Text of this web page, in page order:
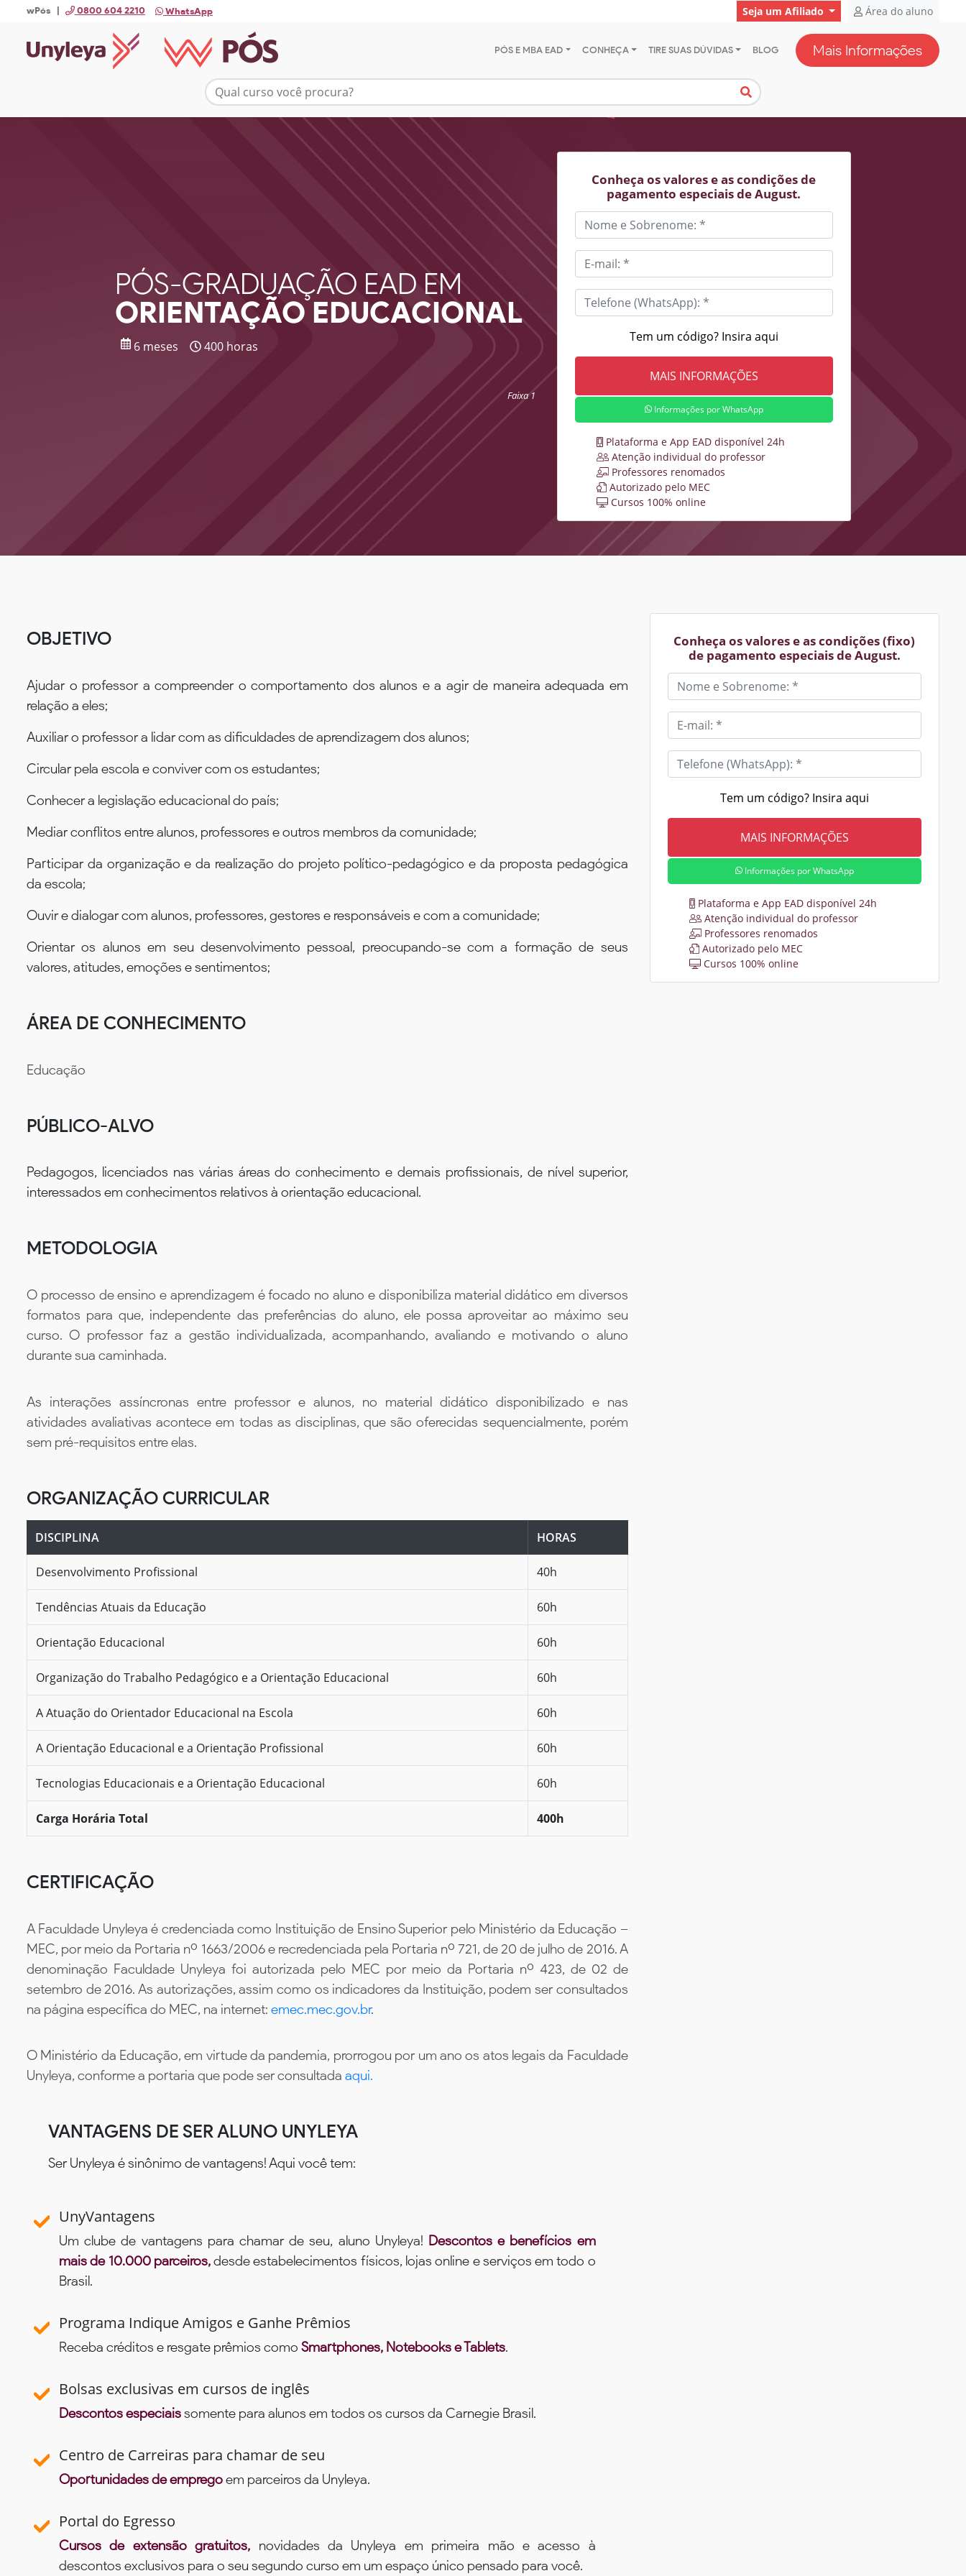
wPós | 0800 604 2210 WhatsApp Seja um Afiliado Área do aluno
PÓS E MBA EAD CONHEÇA TIRE SUAS DÚVIDAS BLOG Mais Informações
PÓS-GRADUAÇÃO EAD EM
ORIENTAÇÃO EDUCACIONAL
6 meses 400 horas
Faixa 1
Conheça os valores e as condições de
pagamento especiais de August.
Tem um código? Insira aqui
Informações por WhatsApp
Plataforma e App EAD disponível 24h
Atenção individual do professor
Professores renomados
Autorizado pelo MEC
Cursos 100% online
OBJETIVO
Ajudar o professor a compreender o comportamento dos alunos e a agir de maneira adequada em
relação a eles;
Auxiliar o professor a lidar com as dificuldades de aprendizagem dos alunos;
Circular pela escola e conviver com os estudantes;
Conhecer a legislação educacional do país;
Mediar conflitos entre alunos, professores e outros membros da comunidade;
Participar da organização e da realização do projeto político-pedagógico e da proposta pedagógica
da escola;
Ouvir e dialogar com alunos, professores, gestores e responsáveis e com a comunidade;
Orientar os alunos em seu desenvolvimento pessoal, preocupando-se com a formação de seus
valores, atitudes, emoções e sentimentos;
ÁREA DE CONHECIMENTO
Educação
PÚBLICO-ALVO
Pedagogos, licenciados nas várias áreas do conhecimento e demais profissionais, de nível superior,
interessados em conhecimentos relativos à orientação educacional.
METODOLOGIA
O processo de ensino e aprendizagem é focado no aluno e disponibiliza material didático em diversos
formatos para que, independente das preferências do aluno, ele possa aproveitar ao máximo seu
curso. O professor faz a gestão individualizada, acompanhando, avaliando e motivando o aluno
durante sua caminhada.
As interações assíncronas entre professor e alunos, no material didático disponibilizado e nas
atividades avaliativas acontece em todas as disciplinas, que são oferecidas sequencialmente, porém
sem pré-requisitos entre elas.
ORGANIZAÇÃO CURRICULAR
DISCIPLINA HORAS
Desenvolvimento Profissional 40h
Tendências Atuais da Educação 60h
Orientação Educacional 60h
Organização do Trabalho Pedagógico e a Orientação Educacional 60h
A Atuação do Orientador Educacional na Escola 60h
A Orientação Educacional e a Orientação Profissional 60h
Tecnologias Educacionais e a Orientação Educacional 60h
Carga Horária Total 400h
CERTIFICAÇÃO
A Faculdade Unyleya é credenciada como Instituição de Ensino Superior pelo Ministério da Educação –
MEC, por meio da Portaria nº 1663/2006 e recredenciada pela Portaria nº 721, de 20 de julho de 2016. A
denominação Faculdade Unyleya foi autorizada pelo MEC por meio da Portaria nº 423, de 02 de
setembro de 2016. As autorizações, assim como os indicadores da Instituição, podem ser consultados
na página específica do MEC, na internet: emec.mec.gov.br.
O Ministério da Educação, em virtude da pandemia, prorrogou por um ano os atos legais da Faculdade
Unyleya, conforme a portaria que pode ser consultada aqui.
VANTAGENS DE SER ALUNO UNYLEYA
Ser Unyleya é sinônimo de vantagens! Aqui você tem:
UnyVantagens
Um clube de vantagens para chamar de seu, aluno Unyleya! Descontos e benefícios em
mais de 10.000 parceiros,desde estabelecimentos físicos, lojas online e serviços em todo o
Brasil.
Programa Indique Amigos e Ganhe Prêmios
Receba créditos e resgate prêmios como Smartphones, Notebooks e Tablets.
Bolsas exclusivas em cursos de inglês
Descontos especiaissomente para alunos em todos os cursos da Carnegie Brasil.
Centro de Carreiras para chamar de seu
Oportunidades de empregoem parceiros da Unyleya.
Portal do Egresso
Cursos de extensão gratuitos, novidades da Unyleya em primeira mão e acesso à
descontos exclusivos para o seu segundo curso em um espaço único pensado para você.
Conheça os valores e as condições (fixo)
de pagamento especiais de August.
Tem um código? Insira aqui
Informações por WhatsApp
Plataforma e App EAD disponível 24h
Atenção individual do professor
Professores renomados
Autorizado pelo MEC
Cursos 100% online